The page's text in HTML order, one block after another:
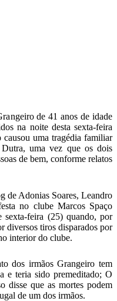
de 41 anos de idade
na noite desta sexta-feira
uma tragédia familiar
uma vez que os dois
de bem, conforme relatos
de Adonias Soares, Leandro
no clube Marcos Spaço
sexta-feira (25) quando, por
diversos tiros disparados por
interior do clube.
dos irmãos Grangeiro tem
e teria sido premeditado; O
disse que as mortes podem
de um dos irmãos.